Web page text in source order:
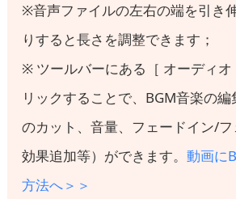
※音声ファイルの左右の端を引き
りすると長さを調整できます；
※ ツールバーにある［ オーディオ
リックすることで、BGM音楽の
のカット、音量、フェードイン/
効果追加等）ができます。 動画に
方法へ＞＞